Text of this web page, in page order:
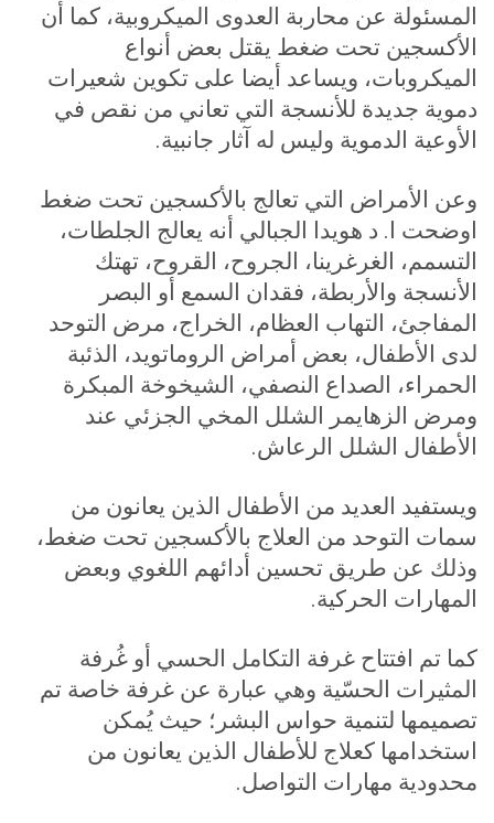
المسئولة عن محاربة العدوى الميكروبية، كما أن
الأكسجين تحت ضغط يقتل بعض أنواع
الميكروبات، ويساعد أيضا على تكوين شعيرات
دموية جديدة للأنسجة التي تعاني من نقص في
الأوعية الدموية وليس له آثار جانبية.
وعن الأمراض التي تعالج بالأكسجين تحت ضغط
اوضحت ا. د هويدا الجبالي أنه يعالج الجلطات،
التسمم، الغرغرينا، الجروح، القروح، تهتك
الأنسجة والأربطة، فقدان السمع أو البصر
المفاجئ، التهاب العظام، الخراج، مرض التوحد
لدى الأطفال، بعض أمراض الروماتويد، الذئبة
الحمراء، الصداع النصفي، الشيخوخة المبكرة
ومرض الزهايمر الشلل المخي الجزئي عند
الأطفال الشلل الرعاش.
ويستفيد العديد من الأطفال الذين يعانون من
سمات التوحد من العلاج بالأكسجين تحت ضغط،
وذلك عن طريق تحسين أدائهم اللغوي وبعض
المهارات الحركية.
كما تم افتتاح غرفة التكامل الحسي أو غُرفة
المثيرات الحسّية وهي عبارة عن غرفة خاصة تم
تصميمها لتنمية حواس البشر؛ حيث يُمكن
استخدامها كعلاج للأطفال الذين يعانون من
محدودية مهارات التواصل.